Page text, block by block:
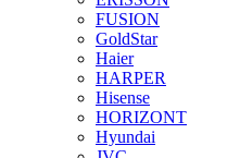
FUSION
GoldStar
Haier
HARPER
Hisense
HORIZONT
Hyundai